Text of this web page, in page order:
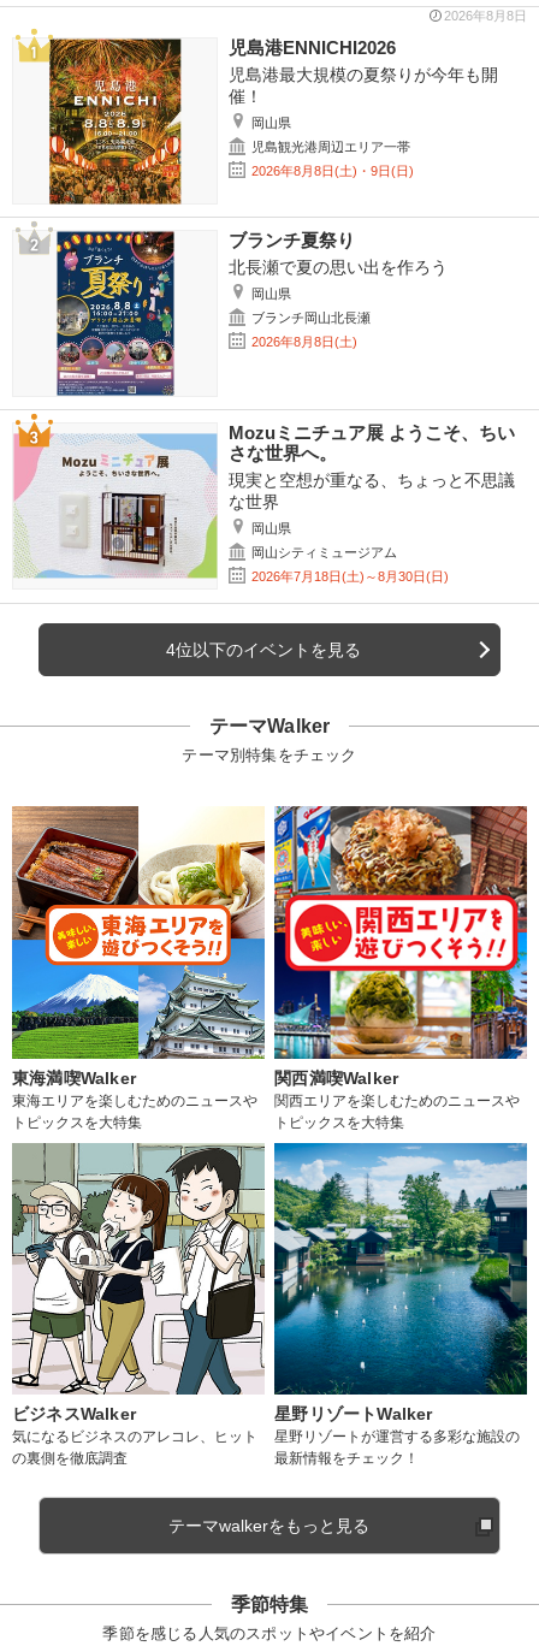
2026年8月8日
児島港ENNICHI2026
児島港最大規模の夏祭りが今年も開
催！
岡山県
児島観光港周辺エリア一帯
2026年8月8日(土)・9日(日)
ブランチ夏祭り
北長瀬で夏の思い出を作ろう
岡山県
ブランチ岡山北長瀬
2026年8月8日(土)
Mozuミニチュア展 ようこそ、ちい
さな世界へ。
現実と空想が重なる、ちょっと不思議
な世界
岡山県
岡山シティミュージアム
2026年7月18日(土)～8月30日(日)
4位以下のイベントを見る
テーマWalker
テーマ別特集をチェック
東海満喫Walker
東海エリアを楽しむためのニュースや
トピックスを大特集
関西満喫Walker
関西エリアを楽しむためのニュースや
トピックスを大特集
ビジネスWalker
気になるビジネスのアレコレ、ヒット
の裏側を徹底調査
星野リゾートWalker
星野リゾートが運営する多彩な施設の
最新情報をチェック！
テーマwalkerをもっと見る
季節特集
季節を感じる人気のスポットやイベントを紹介